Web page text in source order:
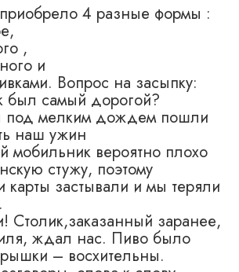
4 разные формы :
,
и
Вопрос на засыпку:
был самый дорогой?
под мелким дождем пошли
наш ужин
мобильник вероятно плохо
стужу, поэтому
карты застывали и мы теряли
заранее,
ждал нас. Пиво было
– восхительны.